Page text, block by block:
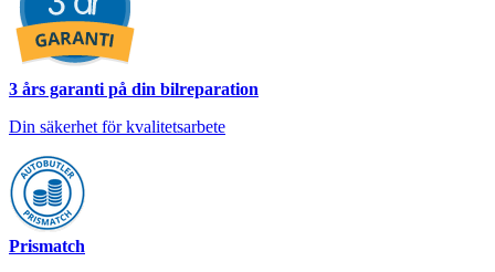
3 års garanti på din bilreparation
Din säkerhet för kvalitetsarbete
Prismatch